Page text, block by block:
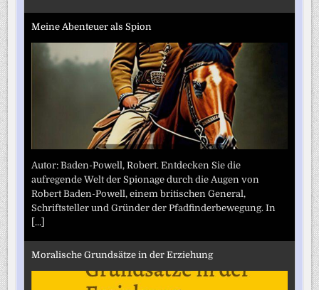
Meine Abenteuer als Spion
Autor: Baden-Powell, Robert. Entdecken Sie die
aufregende Welt der Spionage durch die Augen von
Robert Baden-Powell, einem britischen General,
Schriftsteller und Gründer der Pfadfinderbewegung. In
[...]
Moralische Grundsätze in der Erziehung